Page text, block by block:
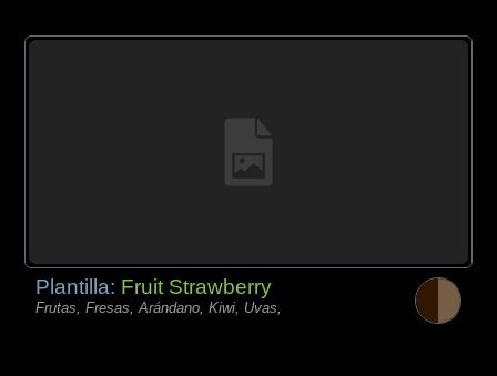
Plantilla: Fruit Strawberry
Frutas, Fresas, Arándano, Kiwi, Uvas,